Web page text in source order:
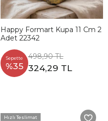
Happy Formart Kupa 11 Cm 2
Adet 22342
Sepette
%35
498,90 TL
324,29 TL
Hızlı Teslimat